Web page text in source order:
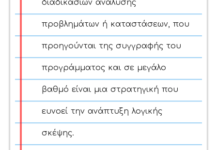
διαδικασιών ανάλυσης
προβλημάτων ή καταστάσεων, που
προηγούνται της συγγραφής του
προγράμματος και σε μεγάλο
βαθμό είναι μια στρατηγική που
ευνοεί την ανάπτυξη λογικής
σκέψης.